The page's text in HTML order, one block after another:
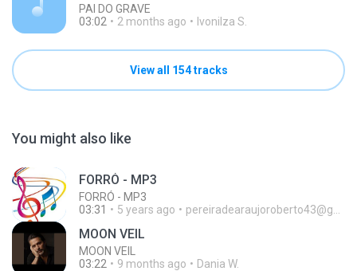
PAI DO GRAVE
03:02
2 months ago Ivonilza S.
View all 154 tracks
You might also like
FORRÓ - MP3
FORRÓ - MP3
03:31
5 years ago pereiradearaujoroberto43@gmail.com
MOON VEIL
MOON VEIL
03:22
9 months ago Dania W.